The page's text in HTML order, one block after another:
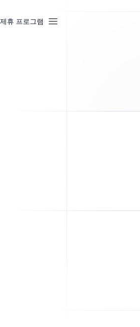
제휴 프로그램